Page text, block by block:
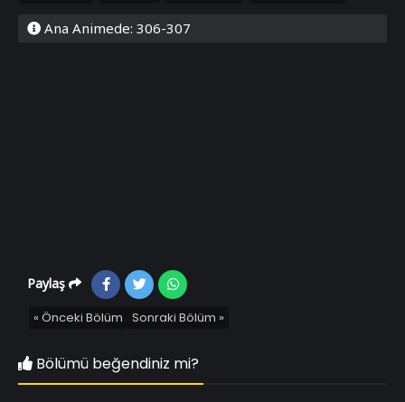
Ana Animede: 306-307
Paylaş
« Önceki Bölüm Sonraki Bölüm »
Bölümü beğendiniz mi?